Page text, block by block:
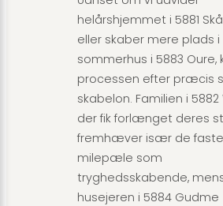
helårshjemmet i 5881
eller skaber mere plads
sommerhus i 5883 Oure,
processen efter præcis
skabelon. Familien i 5882
der fik forlænget deres
fremhæver især de faste
milepæle som
tryghedsskabende,
husejeren i 5884 Gudme